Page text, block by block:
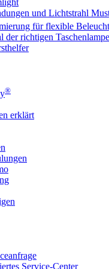
und Lichtstrahl
für flexible
der richtigen Taschenlampe
®
erklärt
Service-Center